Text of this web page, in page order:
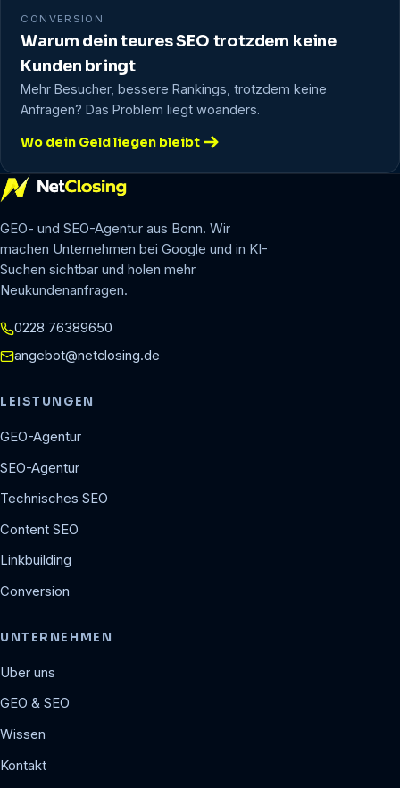
CONVERSION
Warum dein teures SEO trotzdem keine
Kunden bringt
Mehr Besucher, bessere Rankings, trotzdem keine
Anfragen? Das Problem liegt woanders.
Wo dein Geld liegen bleibt
GEO- und SEO-Agentur aus Bonn. Wir
machen Unternehmen bei Google und in KI-
Suchen sichtbar und holen mehr
Neukundenanfragen.
0228 76389650
angebot@netclosing.de
LEISTUNGEN
GEO-Agentur
SEO-Agentur
Technisches SEO
Content SEO
Linkbuilding
Conversion
UNTERNEHMEN
Über uns
GEO & SEO
Wissen
Kontakt